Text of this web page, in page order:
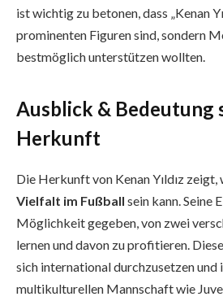
ist wichtig zu betonen, dass „Kenan
prominenten Figuren sind, sondern
bestmöglich unterstützen wollten.
Ausblick & Bedeutung
Herkunft
Die Herkunft von Kenan Yıldız
Vielfalt im Fußball sein kann. Seine
Möglichkeit gegeben, von zwei
lernen und davon zu profitieren.
sich international durchzusetzen und
multikulturellen Mannschaft wie